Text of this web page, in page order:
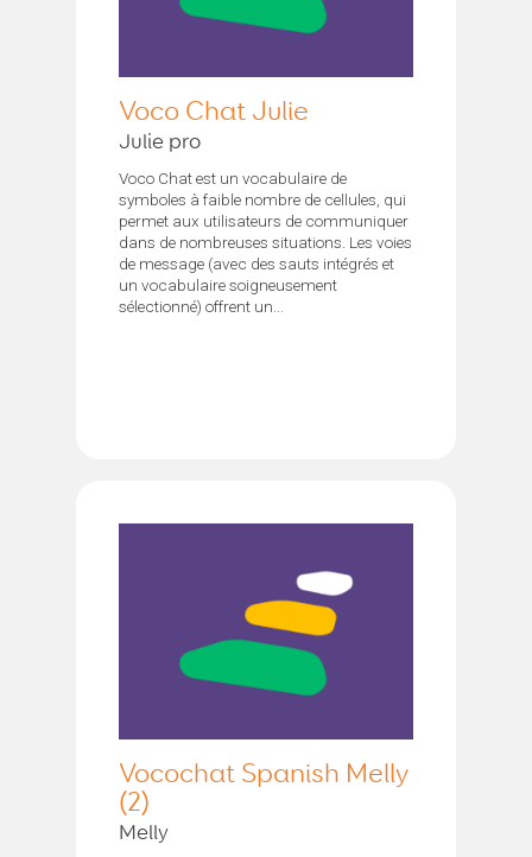
Voco Chat Julie
Julie pro
Voco Chat est un vocabulaire de
symboles à faible nombre de cellules, qui
permet aux utilisateurs de communiquer
dans de nombreuses situations. Les voies
de message (avec des sauts intégrés et
un vocabulaire soigneusement
sélectionné) offrent un...
Vocochat Spanish Melly
(2)
Melly